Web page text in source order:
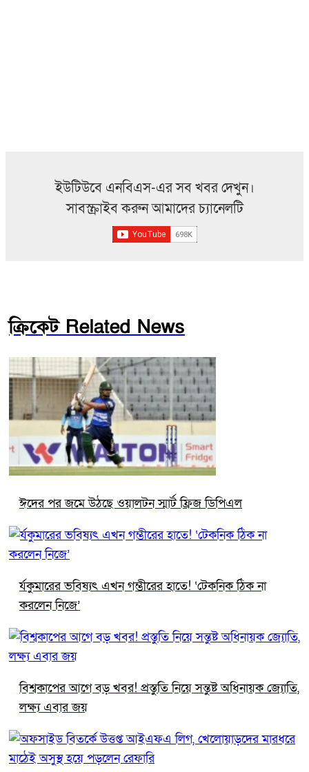
ইউটিউবে এনবিএস-এর সব খবর দেখুন।
সাবস্ক্রাইব করুন আমাদের চ্যানেলটি
ক্রিকেট Related News
ঈদের পর জমে উঠছে ওয়ালটন স্মার্ট ফ্রিজ ডিপিএল
র্যকুমারের ভবিষ্যৎ এখন গম্ভীরের হাতে! ‘টেকনিক ঠিক না
করলেন নিজে’
বিশ্বকাপের আগে বড় খবর! প্রস্তুতি নিয়ে সন্তুষ্ট অধিনায়ক জ্যোতি,
লক্ষ্য এবার জয়